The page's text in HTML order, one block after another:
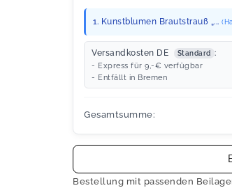
1. Kunstblumen Brautstrauß „...
Versandkosten DE Standard :
- Express für 9,-€ verfügbar
- Entfällt in Bremen
Gesamtsumme:
Bestellung mit passenden